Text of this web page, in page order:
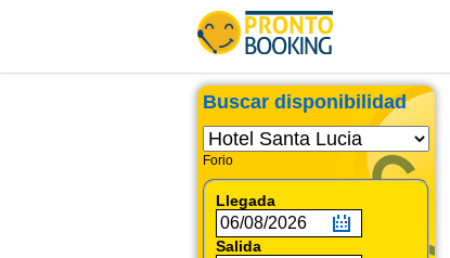
Buscar disponibilidad
Forio
Llegada
Salida